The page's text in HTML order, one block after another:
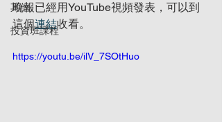
其他
投資班課程
晚報已經用YouTube視頻發表，可以到
這個連結收看。
https://youtu.be/ilV_7SOtHuo